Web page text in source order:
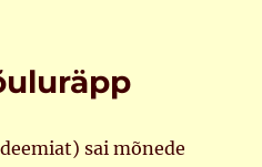
sai mõnede